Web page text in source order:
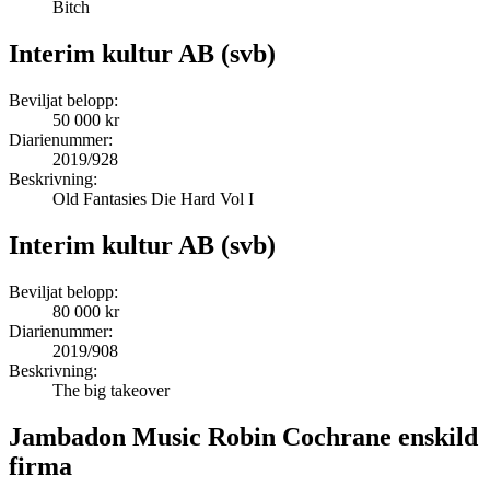
Bitch
Interim kultur AB (svb)
Beviljat belopp:
50 000 kr
Diarienummer:
2019/928
Beskrivning:
Old Fantasies Die Hard Vol I
Interim kultur AB (svb)
Beviljat belopp:
80 000 kr
Diarienummer:
2019/908
Beskrivning:
The big takeover
Jambadon Music Robin Cochrane enskild
firma